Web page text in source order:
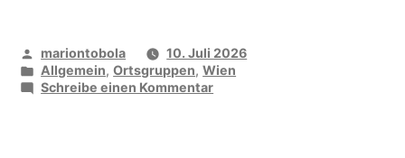
Veröffentlicht
von
mariontobola
10. Juli 2026
Veröffentlicht
unter
Allgemein,Ortsgruppen,Wien
Schreibe einen Kommentarzu